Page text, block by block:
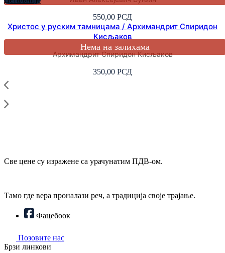
550,00 РСД
Христос у руским тамницама / Архимандрит Спиридон
Кисљаков
Архимандрит Спиридон Кисљаков
350,00 РСД
Све цене су изражене са урачунатим ПДВ-ом.
Тамо где вера проналази реч, а традиција своје трајање.
Фацебоок
Позовите нас
Брзи линкови